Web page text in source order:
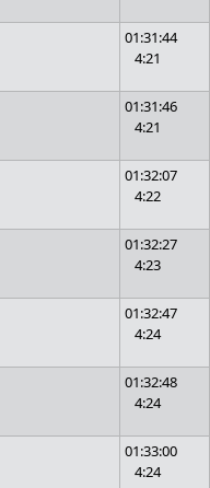
01:31:44
4:21
01:31:46
4:21
01:32:07
4:22
01:32:27
4:23
01:32:47
4:24
01:32:48
4:24
01:33:00
4:24